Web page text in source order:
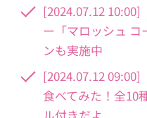
[2024.07.12
ー「マロッシュ
ンも実施中
[2024.07.12 09:00]
食べてみた！全10